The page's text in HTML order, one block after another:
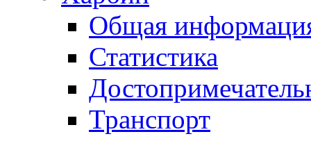
Общая
Статистика
Транспорт